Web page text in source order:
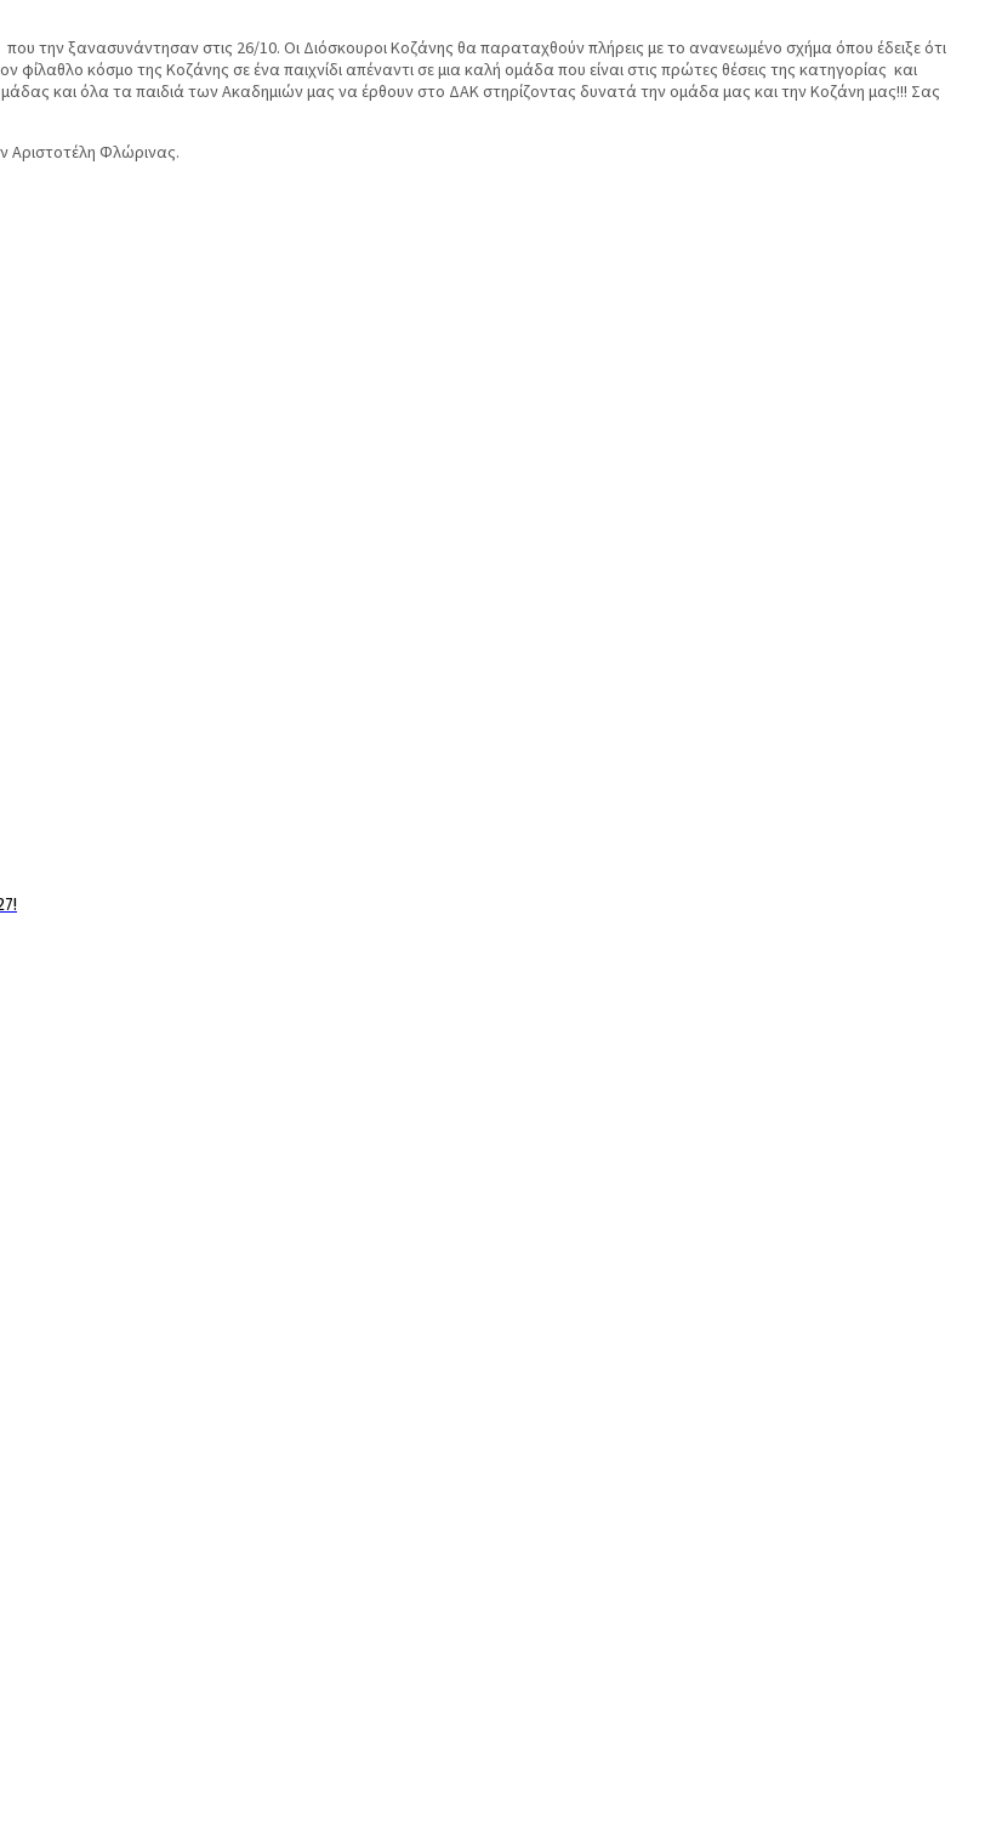
την ξανασυνάντησαν στις 26/10. Οι Διόσκουροι Κοζάνης θα παραταχθούν πλήρεις με το ανανεωμένο σχήμα όπου έδειξε ότι
φίλαθλο κόσμο της Κοζάνης σε ένα παιχνίδι απέναντι σε μια καλή ομάδα που είναι στις πρώτες θέσεις της κατηγορίας και
και όλα τα παιδιά των Ακαδημιών μας να έρθουν στο ΔΑΚ στηρίζοντας δυνατά την ομάδα μας και την Κοζάνη μας!!! Σας
Αριστοτέλη Φλώρινας.